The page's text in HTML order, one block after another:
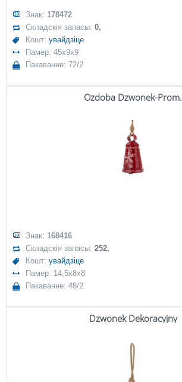
Знак: 178472
Складскія запасы:0,
Кошт:увайдзіце
Памер: 45x9x9
Пакаванне: 72/2
Ozdoba Dzwonek-Prom.
Знак: 168416
Складскія запасы:252,
Кошт:увайдзіце
Памер: 14,5x8x8
Пакаванне: 48/2
Dzwonek Dekoracyjny